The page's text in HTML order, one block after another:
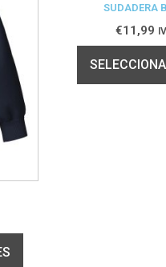
SUDADERA
€11,99